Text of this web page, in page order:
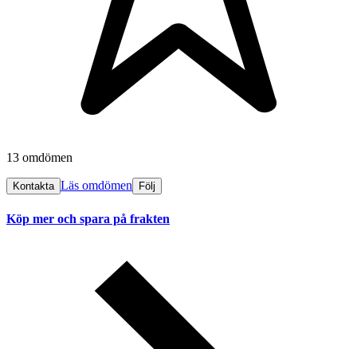
13 omdömen
Kontakta Läs omdömen Följ
Köp mer och spara på frakten